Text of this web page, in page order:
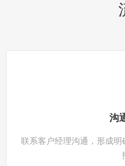
沟
联系客户经理沟通，形成